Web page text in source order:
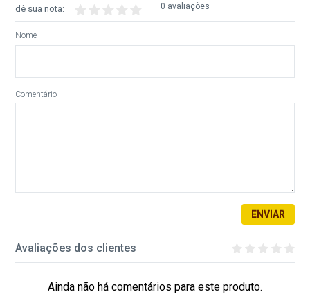
0 avaliações
dê sua nota:
Nome
Comentário
ENVIAR
Avaliações dos clientes
Ainda não há comentários para este produto.